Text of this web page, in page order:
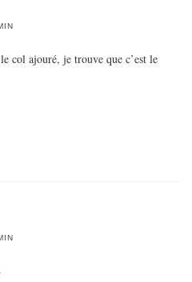
col ajouré, je trouve que c’est le